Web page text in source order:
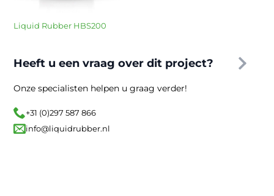
Liquid Rubber HBS200
Heeft u een vraag over dit project?
Onze specialisten helpen u graag verder!
+31 (0)297 587 866
info@liquidrubber.nl